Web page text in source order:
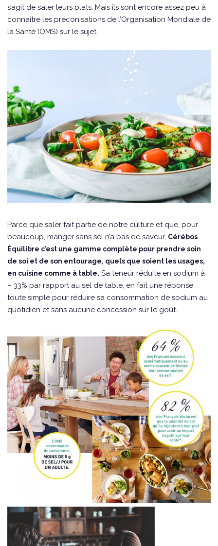
s’agit de saler leurs plats. Mais ils sont encore assez peu à
connaître les préconisations de l’Organisation Mondiale de
la Santé (OMS) sur le sujet.
Parce que saler fait partie de notre culture et que, pour
beaucoup, manger sans sel n’a pas de saveur, Cérébos
Équilibre c’est une gamme complète pour prendre soin
de soi et de son entourage, quels que soient les usages,
en cuisine comme à table. Sa teneur réduite en sodium à
– 33% par rapport au sel de table, en fait une réponse
toute simple pour réduire sa consommation de sodium au
quotidien et sans aucune concession sur le goût.